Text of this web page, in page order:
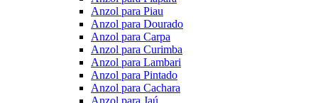
Anzol para Piau
Anzol para Dourado
Anzol para Carpa
Anzol para Curimba
Anzol para Lambari
Anzol para Pintado
Anzol para Cachara
Anzol para Jaú